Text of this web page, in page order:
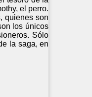
el perro.
quienes son
los únicos
Sólo
la saga, en